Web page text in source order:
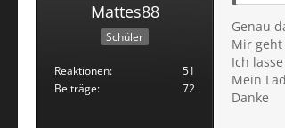
Mattes88
Schüler
Reaktionen
51
Beiträge
72
Genau
Mir
Ich
Mein
Danke